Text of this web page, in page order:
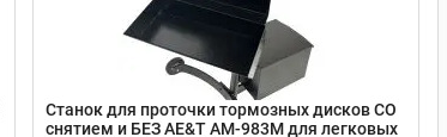
Станок для проточки тормозных дисков СО
снятием и БЕЗ AE&T AM-983M для легковых